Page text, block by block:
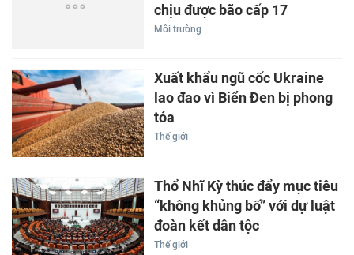
chịu được bão cấp 17
Môi trường
Xuất khẩu ngũ cốc Ukraine
lao đao vì Biển Đen bị phong
tỏa
Thế giới
Thổ Nhĩ Kỳ thúc đẩy mục tiêu
“không khủng bố” với dự luật
đoàn kết dân tộc
Thế giới